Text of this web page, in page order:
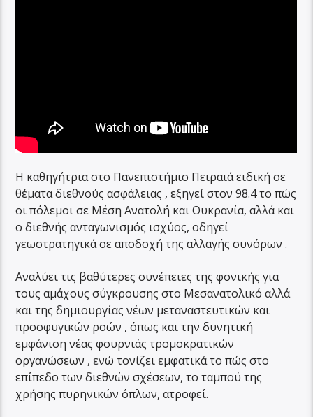
Η καθηγήτρια στο Πανεπιστήμιο Πειραιά ειδική σε
θέματα διεθνούς ασφάλειας , εξηγεί στον 98.4 το πώς
οι πόλεμοι σε Μέση Ανατολή και Ουκρανία, αλλά και
ο διεθνής ανταγωνισμός ισχύος, οδηγεί
γεωστρατηγικά σε αποδοχή της αλλαγής συνόρων .
Αναλύει τις βαθύτερες συνέπειες της φονικής για
τους αμάχους σύγκρουσης στο Μεσανατολικό αλλά
και της δημιουργίας νέων μεταναστευτικών και
προσφυγικών ροών , όπως και την δυνητική
εμφάνιση νέας φουρνιάς τρομοκρατικών
οργανώσεων , ενώ τονίζει εμφατικά το πώς στο
επίπεδο των διεθνών σχέσεων, το ταμπού της
χρήσης πυρηνικών όπλων, ατροφεί.